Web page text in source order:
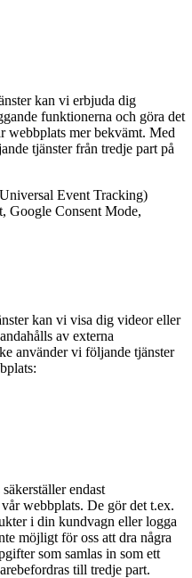
kan vi erbjuda dig
funktionerna och göra det
webbplats mer bekvämt. Med
tjänster från tredje part på
Event Tracking)
Google Consent Mode,
kan vi visa dig videor eller
av externa
använder vi följande tjänster
endast
webbplats. De gör det t.ex.
i din kundvagn eller logga
möjligt för oss att dra några
som samlas in som ett
till tredje part.